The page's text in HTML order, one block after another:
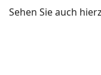
Sehen Sie auch